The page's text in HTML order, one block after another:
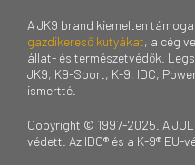
A JK9 brand kiemelten
gazdikereső kutyákat, a cég
állat- és természetvédők.
JK9, K9-Sport, K-9, IDC,
ismertté.
Copyright © 1997-2025. A
védett. Az IDC® és a K-9® EU-